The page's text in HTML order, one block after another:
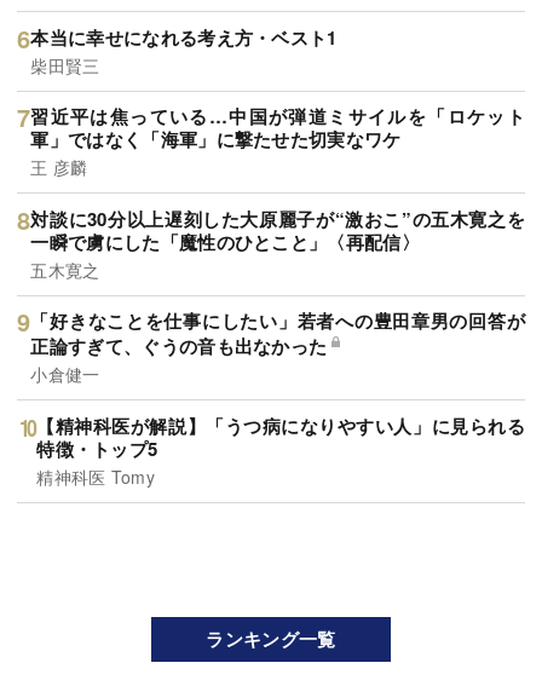
本当に幸せになれる考え方・ベスト1
柴田賢三
習近平は焦っている…中国が弾道ミサイルを「ロケット
軍」ではなく「海軍」に撃たせた切実なワケ
王 彦麟
対談に30分以上遅刻した大原麗子が“激おこ”の五木寛之を
一瞬で虜にした「魔性のひとこと」〈再配信〉
五木寛之
「好きなことを仕事にしたい」若者への豊田章男の回答が
正論すぎて、ぐうの音も出なかった
小倉健一
【精神科医が解説】「うつ病になりやすい人」に見られる
特徴・トップ5
精神科医 Tomy
ランキング一覧